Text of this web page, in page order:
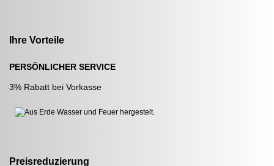
Ihre Vorteile
PERSÖNLICHER SERVICE
3% Rabatt bei Vorkasse
Preisreduzierung